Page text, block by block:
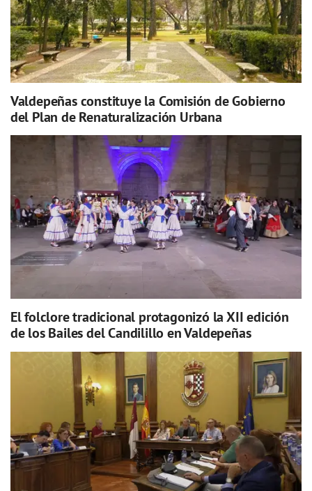
Valdepeñas constituye la Comisión de Gobierno
del Plan de Renaturalización Urbana
El folclore tradicional protagonizó la XII edición
de los Bailes del Candilillo en Valdepeñas